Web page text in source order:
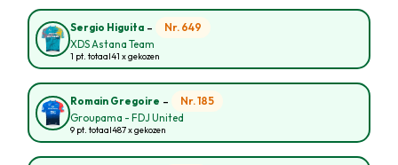
Sergio Higuita - Nr. 649
XDS Astana Team
1 pt. totaal41 x gekozen
Romain Gregoire - Nr. 185
Groupama - FDJ United
9 pt. totaal487 x gekozen